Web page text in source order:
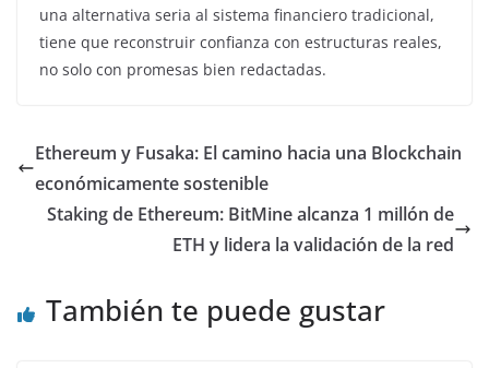
una alternativa seria al sistema financiero tradicional,
tiene que reconstruir confianza con estructuras reales,
no solo con promesas bien redactadas.
Ethereum y Fusaka: El camino hacia una Blockchain
económicamente sostenible
Staking de Ethereum: BitMine alcanza 1 millón de
ETH y lidera la validación de la red
También te puede gustar